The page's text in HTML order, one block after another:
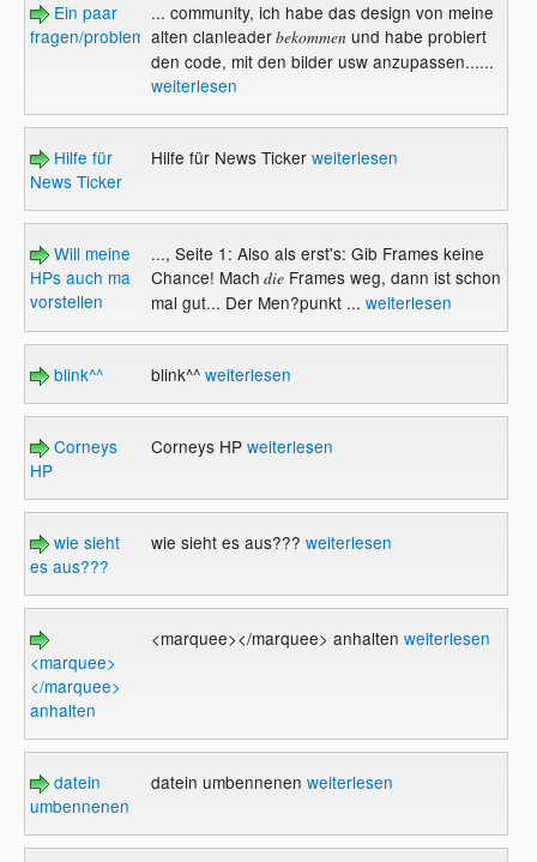
Ein paar
fragen/probleme
... community, ich habe das design von meine
alten clanleaderbekommenund habe probiert
den code, mit den bilder usw anzupassen......
weiterlesen
Hilfe für
News Ticker
Hilfe für News Ticker weiterlesen
Will meine
HPs auch ma
vorstellen
..., Seite 1: Also als erst's: Gib Frames keine
Chance! Mach dieFrames weg, dann ist schon
mal gut... Der Men?punkt ... weiterlesen
blink^^ blink^^ weiterlesen
Corneys
HP
Corneys HP weiterlesen
wie sieht
es aus???
wie sieht es aus??? weiterlesen
<marquee>
</marquee>
anhalten
<marquee></marquee> anhalten weiterlesen
datein
umbennenen
datein umbennenen weiterlesen